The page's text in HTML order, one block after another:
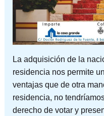
La adquisición de la
residencia nos permite
ventajas que de otra
residencia, no
derecho de votar y